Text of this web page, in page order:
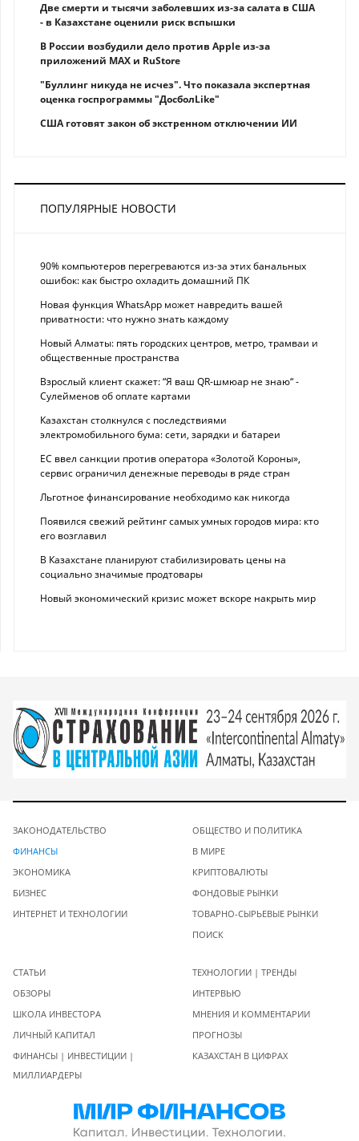
Две смерти и тысячи заболевших из-за салата в США
- в Казахстане оценили риск вспышки
В России возбудили дело против Apple из-за
приложений MAX и RuStore
"Буллинг никуда не исчез". Что показала экспертная
оценка госпрограммы "ДосболLike"
США готовят закон об экстренном отключении ИИ
ПОПУЛЯРНЫЕ НОВОСТИ
90% компьютеров перегреваются из-за этих банальных
ошибок: как быстро охладить домашний ПК
Новая функция WhatsApp может навредить вашей
приватности: что нужно знать каждому
Новый Алматы: пять городских центров, метро, трамваи и
общественные пространства
Взрослый клиент скажет: “Я ваш QR-шмюар не знаю“ -
Сулейменов об оплате картами
Казахстан столкнулся с последствиями
электромобильного бума: сети, зарядки и батареи
ЕС ввел санкции против оператора «Золотой Короны»,
сервис ограничил денежные переводы в ряде стран
Льготное финансирование необходимо как никогда
Появился свежий рейтинг самых умных городов мира: кто
его возглавил
В Казахстане планируют стабилизировать цены на
социально значимые продтовары
Новый экономический кризис может вскоре накрыть мир
ЗАКОНОДАТЕЛЬСТВО
ФИНАНСЫ
ЭКОНОМИКА
БИЗНЕС
ИНТЕРНЕТ И ТЕХНОЛОГИИ
ОБЩЕСТВО И ПОЛИТИКА
В МИРЕ
КРИПТОВАЛЮТЫ
ФОНДОВЫЕ РЫНКИ
ТОВАРНО-СЫРЬЕВЫЕ РЫНКИ
ПОИСК
СТАТЬИ
ОБЗОРЫ
ШКОЛА ИНВЕСТОРА
ЛИЧНЫЙ КАПИТАЛ
ФИНАНСЫ | ИНВЕСТИЦИИ |
МИЛЛИАРДЕРЫ
ТЕХНОЛОГИИ | ТРЕНДЫ
ИНТЕРВЬЮ
МНЕНИЯ И КОММЕНТАРИИ
ПРОГНОЗЫ
КАЗАХСТАН В ЦИФРАХ